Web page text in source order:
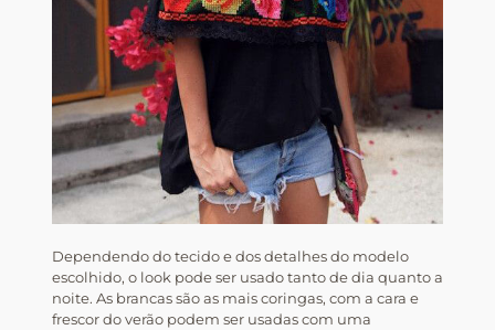
Dependendo do tecido e dos detalhes do modelo
escolhido, o look pode ser usado tanto de dia quanto a
noite. As brancas são as mais coringas, com a cara e
frescor do verão podem ser usadas com uma